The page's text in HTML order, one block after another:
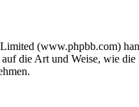
(www.phpbb.com)
die Art und Weise, wie die